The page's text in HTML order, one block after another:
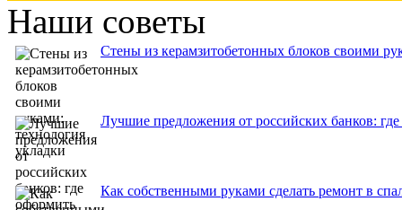
Наши советы
Стены из керамзитобетонных блоков своими
Лучшие предложения от российских банков:
Как собственными руками сделать ремонт в